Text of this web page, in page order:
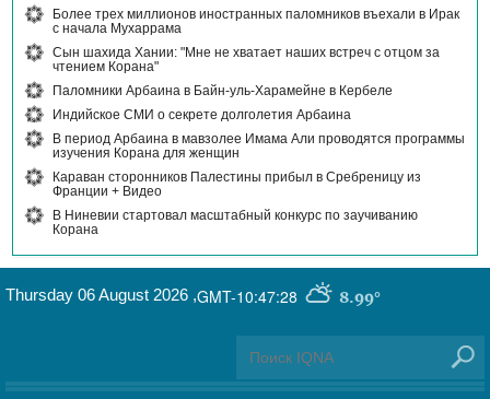
Более трех миллионов иностранных паломников въехали в Ирак
с начала Мухаррама
Сын шахида Хании: "Мне не хватает наших встреч с отцом за
чтением Корана"
Паломники Арбаина в Байн-уль-Харамейне в Кербеле
Индийское СМИ о секрете долголетия Арбаина
В период Арбаина в мавзолее Имама Али проводятся программы
изучения Корана для женщин
Караван сторонников Палестины прибыл в Сребреницу из
Франции + Видео
В Ниневии стартовал масштабный конкурс по заучиванию
Корана
GMT-10:47:28 8.99°
Thursday 06 August 2026 ,